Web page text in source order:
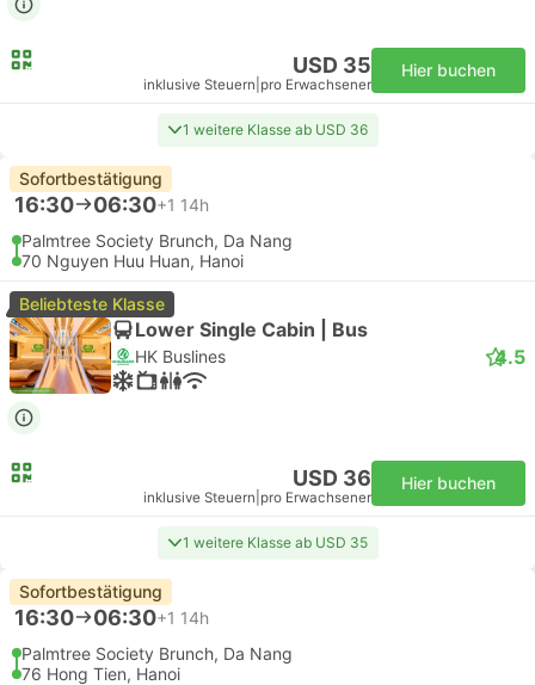
USD 35
inklusive Steuern pro Erwachsener
Hier buchen
1 weitere Klasse ab USD 36
Sofortbestätigung
16:30 06:30+1 14h
Palmtree Society Brunch, Da Nang
70 Nguyen Huu Huan, Hanoi
Beliebteste Klasse
Lower Single Cabin | Bus
HK Buslines 4.5
USD 36
inklusive Steuern pro Erwachsener
Hier buchen
1 weitere Klasse ab USD 35
Sofortbestätigung
16:30 06:30+1 14h
Palmtree Society Brunch, Da Nang
76 Hong Tien, Hanoi